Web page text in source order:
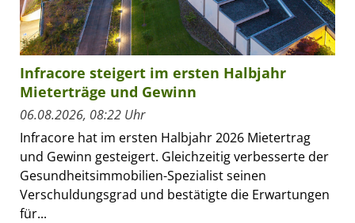
Infracore steigert im ersten Halbjahr
Mieterträge und Gewinn
06.08.2026, 08:22 Uhr
Infracore hat im ersten Halbjahr 2026 Mietertrag
und Gewinn gesteigert. Gleichzeitig verbesserte der
Gesundheitsimmobilien-Spezialist seinen
Verschuldungsgrad und bestätigte die Erwartungen
für...